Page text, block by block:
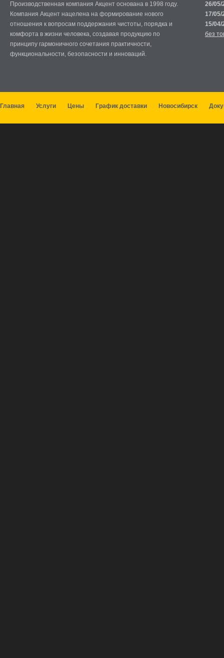
Производственная компания Акцент основана в 1998 году.
Компания Акцент нацелена на формирование нового
отношения к вопросам поддержания чистоты, порядка и
комфорта в жизни человека, создавая продукцию по
принципу гармоничного сочетания практичности,
функциональности, безопасности и инноваций.
26/05/
17/05/
15/04/
без
Главная Услуги Цены График доставки Новосибирск